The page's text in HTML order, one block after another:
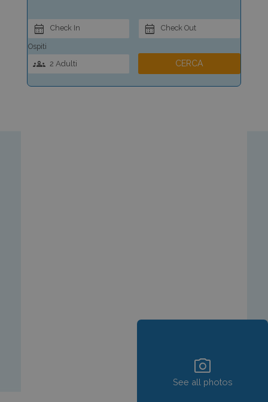
Check In Check Out
2 Adulti
Ospiti
CERCA
photo_camera
See all photos